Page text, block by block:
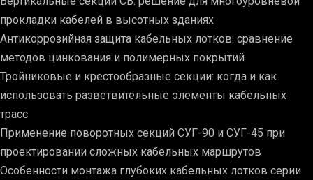
прокладки кабелей в высотных зданиях
Антикоррозийная защита кабельных лотков: сравнение
методов цинкования и полимерных покрытий
Тройниковые и крестообразные секции: когда и как
использовать разветвительные элементы кабельных
трасс
Применение поворотных секций СУГ-90 и СУГ-45 при
проектировании сложных кабельных маршрутов
Особенности монтажа глубоких кабельных лотков серии